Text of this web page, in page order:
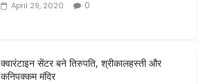
April 29, 2020 0
क्वारंटाइन सेंटर बने तिरुपति, श्रीकालहस्ती और
कनिपक्कम मंदिर